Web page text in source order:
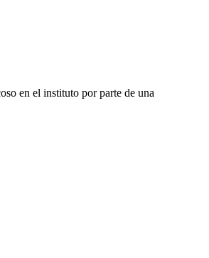
en el instituto por parte de una